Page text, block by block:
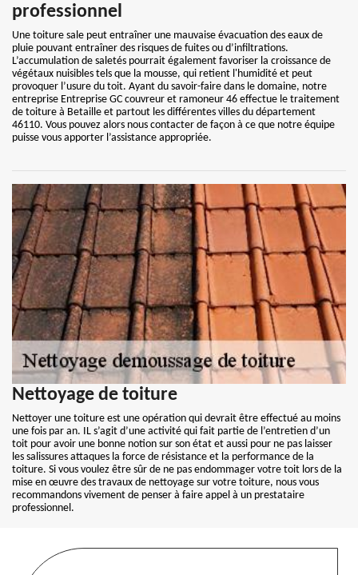
professionnel
Une toiture sale peut entraîner une mauvaise évacuation des eaux de
pluie pouvant entraîner des risques de fuites ou d’infiltrations.
L’accumulation de saletés pourrait également favoriser la croissance de
végétaux nuisibles tels que la mousse, qui retient l'humidité et peut
provoquer l’usure du toit. Ayant du savoir-faire dans le domaine, notre
entreprise Entreprise GC couvreur et ramoneur 46 effectue le traitement
de toiture à Betaille et partout les différentes villes du département
46110. Vous pouvez alors nous contacter de façon à ce que notre équipe
puisse vous apporter l’assistance appropriée.
Nettoyage de toiture
Nettoyer une toiture est une opération qui devrait être effectué au moins
une fois par an. IL s’agit d’une activité qui fait partie de l’entretien d’un
toit pour avoir une bonne notion sur son état et aussi pour ne pas laisser
les salissures attaques la force de résistance et la performance de la
toiture. Si vous voulez être sûr de ne pas endommager votre toit lors de la
mise en œuvre des travaux de nettoyage sur votre toiture, nous vous
recommandons vivement de penser à faire appel à un prestataire
professionnel.